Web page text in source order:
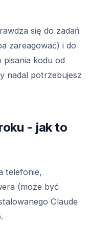
się do zadań
zareagować) i do
kodu od
nadal potrzebujesz
- jak to
telefonie,
(może być
Claude